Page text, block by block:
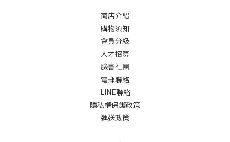
商店介紹
購物須知
會員分級
人才招募
臉書社團
電郵聯絡
LINE聯絡
隱私權保護政策
運送政策